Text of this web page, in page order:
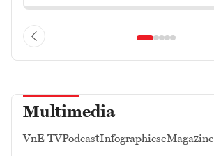
Multimedia
VnE TVPodcastInfographicseMagazine